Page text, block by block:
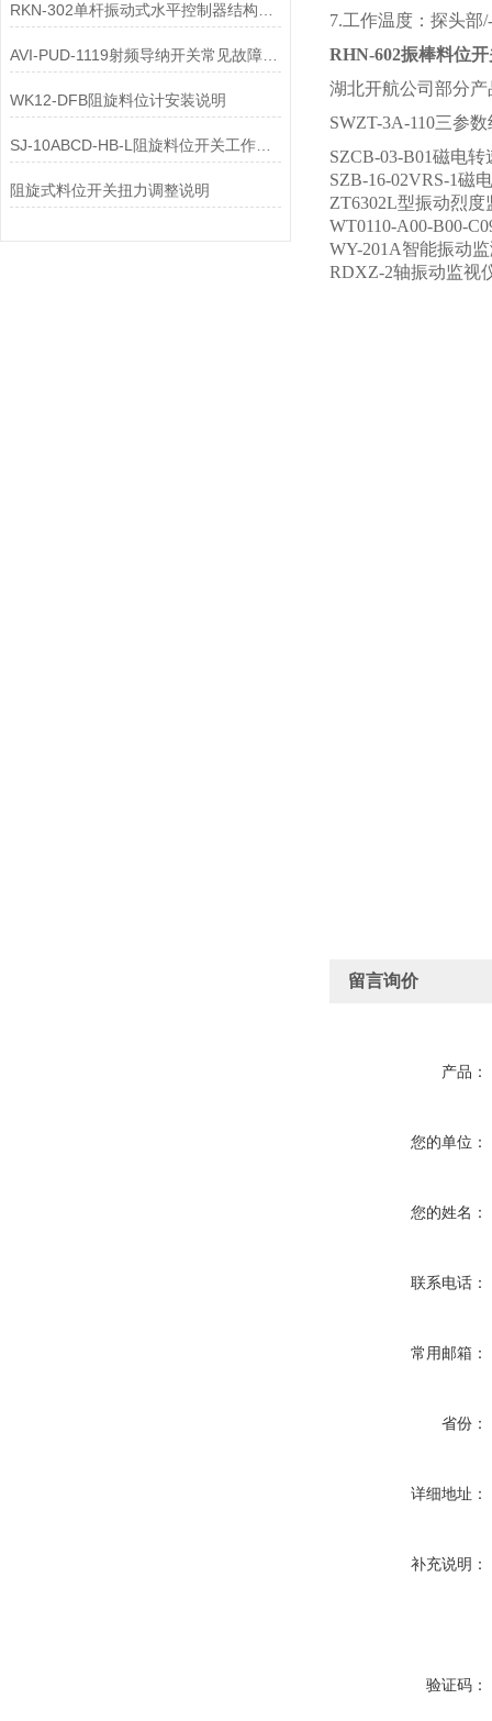
AVI-PUD-1119射频导纳开关常见故障及处理方法
WK12-DFB阻旋料位计安装说明
SJ-10ABCD-HB-L阻旋料位开关工作原理
阻旋式料位开关扭力调整说明
7.工作温度：探头部
RHN-602振棒料位开
湖北开航公司部分产
SWZT-3A-110三参
SZCB-03-B01磁电转
SZB-16-02VRS-1磁
ZT6302L型振动烈度
WT0110-A00-B00-
WY-201A智能振动
RDXZ-2轴振动监视
留言询价
产品：
您的单位：
您的姓名：
联系电话：
常用邮箱：
省份：
详细地址：
补充说明：
验证码：